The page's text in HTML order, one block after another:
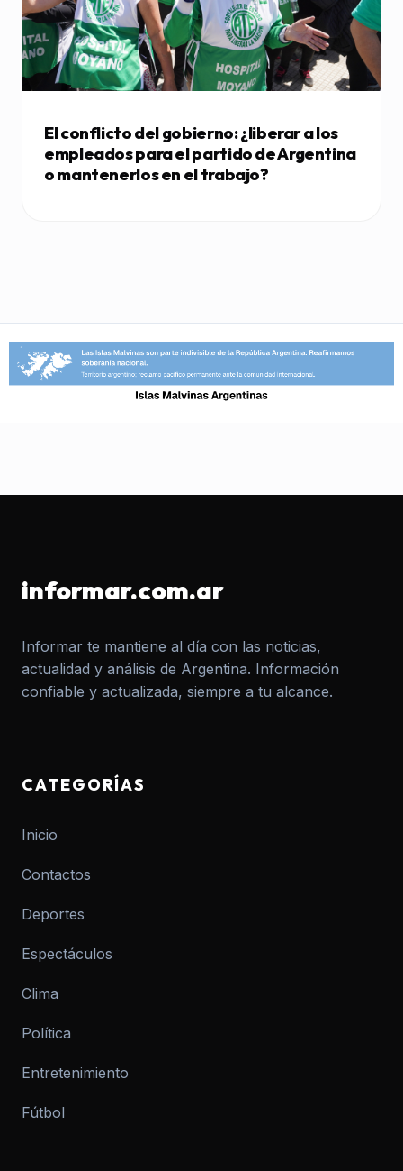
El conflicto del gobierno: ¿liberar a los
empleados para el partido de Argentina
o mantenerlos en el trabajo?
informar.com.ar
Informar te mantiene al día con las noticias,
actualidad y análisis de Argentina. Información
confiable y actualizada, siempre a tu alcance.
CATEGORÍAS
Inicio
Contactos
Deportes
Espectáculos
Clima
Política
Entretenimiento
Fútbol